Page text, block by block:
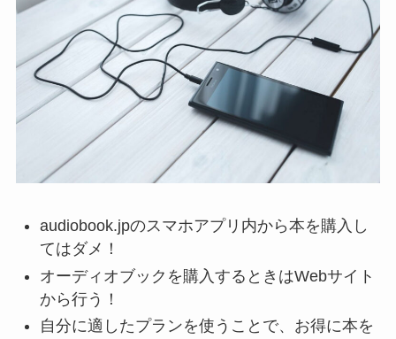
audiobook.jpのスマホアプリ内から本を購入し
てはダメ！
オーディオブックを購入するときはWebサイト
から行う！
自分に適したプランを使うことで、お得に本を